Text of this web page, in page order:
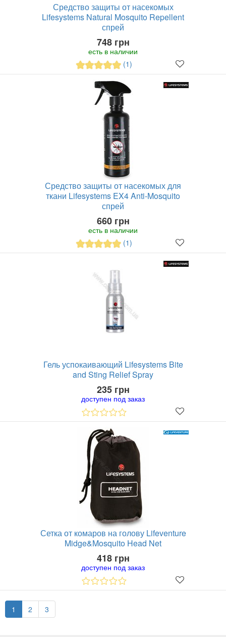
Средство защиты от насекомых
Lifesystems Natural Mosquito Repellent
спрей
748 грн
есть в наличии
(1)
Средство защиты от насекомых для
ткани Lifesystems EX4 Anti-Mosquito
спрей
660 грн
есть в наличии
(1)
Гель успокаивающий Lifesystems Bite
and Sting Relief Spray
235 грн
доступен под заказ
Сетка от комаров на голову Lifeventure
Midge&Mosquito Head Net
418 грн
доступен под заказ
1 2 3